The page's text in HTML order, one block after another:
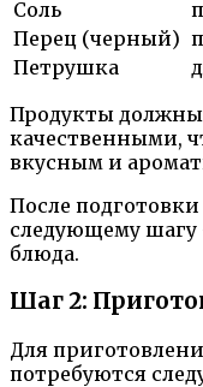
Соль
Перец (черный)
Петрушка
Продукты
качественными,
вкусным и
После
следующему
блюда.
Шаг 2:
Для
потребуются